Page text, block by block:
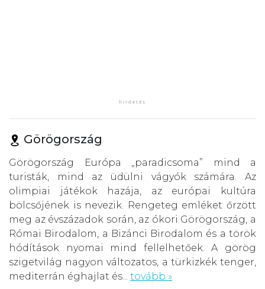
Görögország
Görögország Európa „paradicsoma” mind a
turisták, mind az üdülni vágyók számára. Az
olimpiai játékok hazája, az európai kultúra
bölcsőjének is nevezik. Rengeteg emléket őrzött
meg az évszázadok során, az ókori Görögország, a
Római Birodalom, a Bizánci Birodalom és a török
hódítások nyomai mind fellelhetőek. A görög
szigetvilág nagyon változatos, a türkizkék tenger,
mediterrán éghajlat és... tovább »